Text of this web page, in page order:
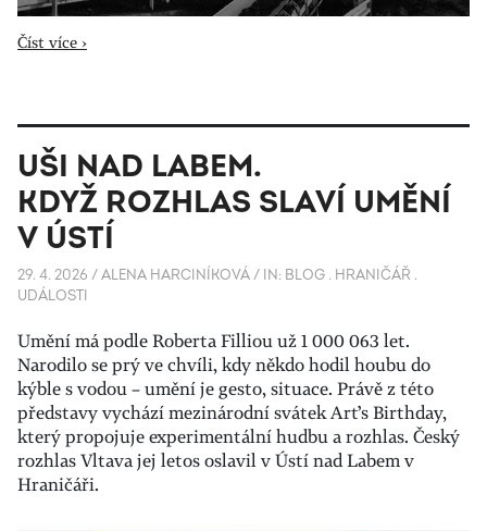
Číst více ›
UŠI NAD LABEM.
KDYŽ ROZHLAS SLAVÍ UMĚNÍ
V ÚSTÍ
29. 4. 2026 /ALENA HARCINÍKOVÁ/ IN: BLOG . HRANIČÁŘ .
UDÁLOSTI
Umění má podle Roberta Filliou už 1 000 063 let.
Narodilo se prý ve chvíli, kdy někdo hodil houbu do
kýble s vodou – umění je gesto, situace. Právě z této
představy vychází mezinárodní svátek Art’s Birthday,
který propojuje experimentální hudbu a rozhlas. Český
rozhlas Vltava jej letos oslavil v Ústí nad Labem v
Hraničáři.